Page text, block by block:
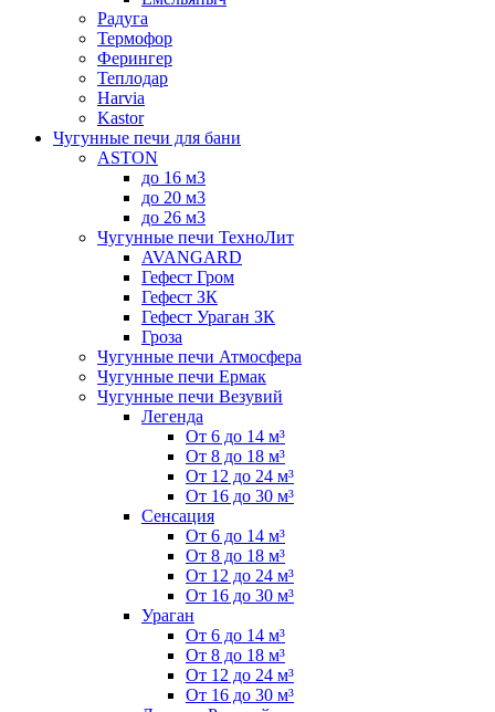
Радуга
Термофор
Ферингер
Теплодар
Harvia
Kastor
Чугунные печи для бани
ASTON
до 16 м3
до 20 м3
до 26 м3
Чугунные печи ТехноЛит
AVANGARD
Гефест Гром
Гефест ЗК
Гефест Ураган ЗК
Гроза
Чугунные печи Атмосфера
Чугунные печи Ермак
Чугунные печи Везувий
Легенда
От 6 до 14 м³
От 8 до 18 м³
От 12 до 24 м³
От 16 до 30 м³
Сенсация
От 6 до 14 м³
От 8 до 18 м³
От 12 до 24 м³
От 16 до 30 м³
Ураган
От 6 до 14 м³
От 8 до 18 м³
От 12 до 24 м³
От 16 до 30 м³